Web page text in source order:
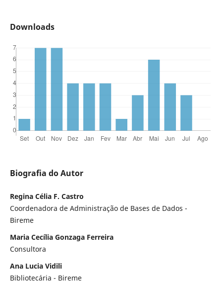
Downloads
Biografia do Autor
Regina Célia F. Castro
Coordenadora de Administração de Bases de Dados -
Bireme
Maria Cecília Gonzaga Ferreira
Consultora
Ana Lucia Vidili
Bibliotecária - Bireme